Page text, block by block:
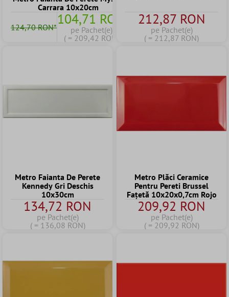
Carrara 10x20cm
124,70 RON*104,71 RON
pe Pachet(e)
( = 209,42 RON)
212,87 RON
pe Pachet(e)
( = 212,87 RON)
Metro Faianta De Perete
Kennedy Gri Deschis
10x30cm
134,72 RON
pe Pachet(e)
( = 136,08 RON)
Metro Plăci Ceramice
Pentru Pereti Brussel
Fațetă 10x20x0,7cm Rojo
209,92 RON
pe Pachet(e)
( = 209,92 RON)